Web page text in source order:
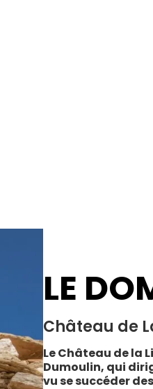
LE
Château de
Le Château de la
Dumoulin, qui
vu se succéder